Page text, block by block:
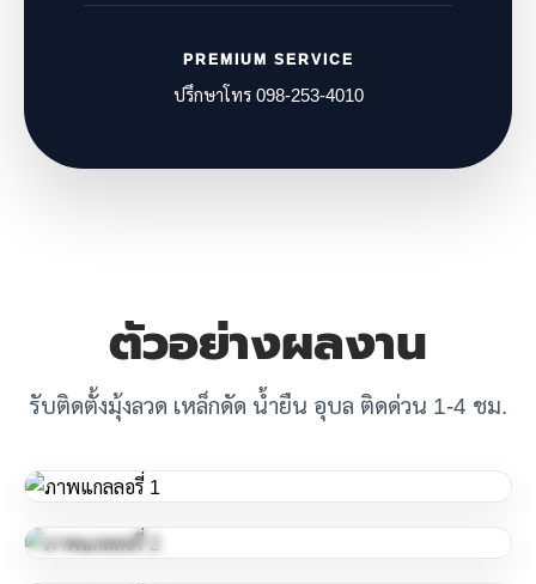
PREMIUM SERVICE
ปรึกษาโทร 098-253-4010
ตัวอย่างผลงาน
รับติดตั้งมุ้งลวด เหล็กดัด น้ำยืน อุบล ติดด่วน 1-4 ชม.